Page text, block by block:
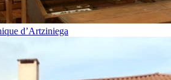
d’Artziniega